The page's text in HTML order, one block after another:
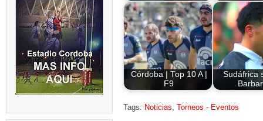
Córdoba | Top 10 A |
F9
Sudáfrica
Tags: Noticias, Torneos - Eventos